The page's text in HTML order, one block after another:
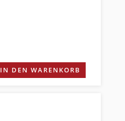
IN DEN WARENKORB